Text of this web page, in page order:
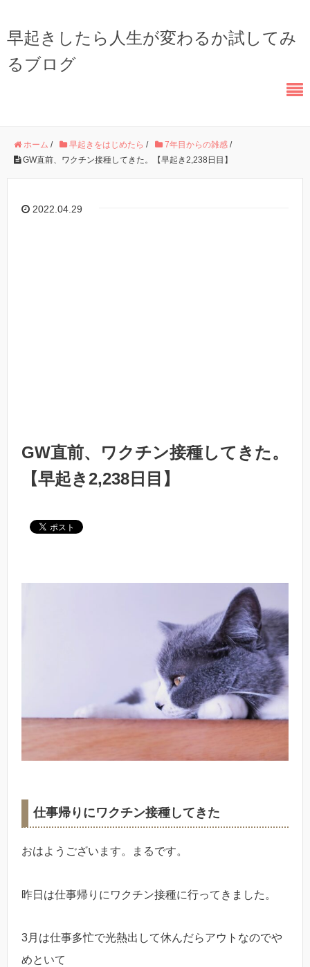
早起きしたら人生が変わるか試してみ
るブログ
ホーム / 早起きをはじめたら / 7年目からの雑感 /
GW直前、ワクチン接種してきた。【早起き2,238日目】
2022.04.29
GW直前、ワクチン接種してきた。
【早起き2,238日目】
仕事帰りにワクチン接種してきた
おはようございます。まるです。
昨日は仕事帰りにワクチン接種に行ってきました。
3月は仕事多忙で光熱出して休んだらアウトなのでや
めといて